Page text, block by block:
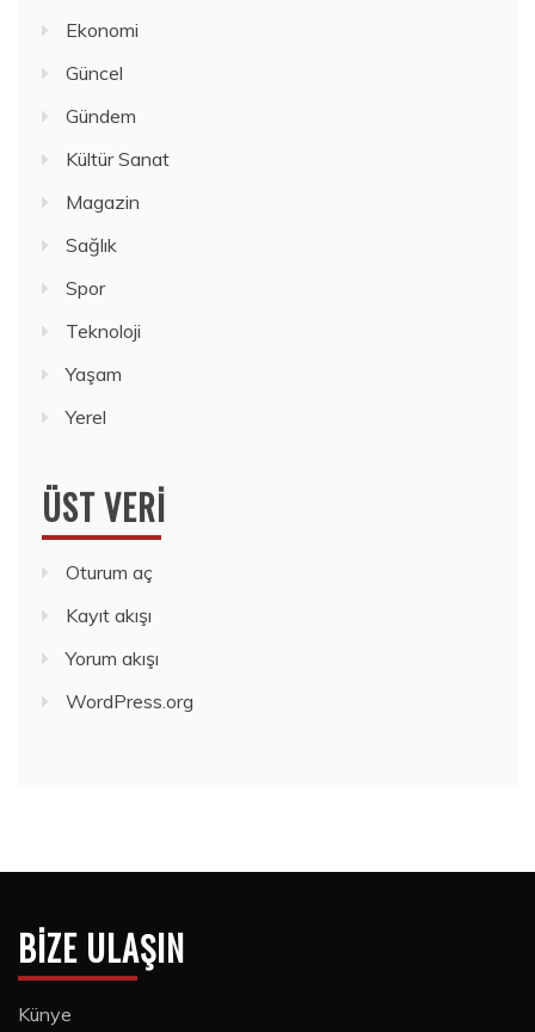
Ekonomi
Güncel
Gündem
Kültür Sanat
Magazin
Sağlık
Spor
Teknoloji
Yaşam
Yerel
ÜST VERI
Oturum aç
Kayıt akışı
Yorum akışı
WordPress.org
BIZE ULAŞIN
Künye